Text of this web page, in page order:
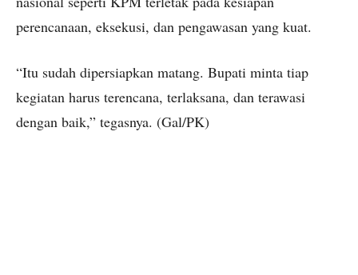
perencanaan, eksekusi, dan pengawasan yang kuat.
“Itu sudah dipersiapkan matang. Bupati minta tiap
kegiatan harus terencana, terlaksana, dan terawasi
dengan baik,” tegasnya. (Gal/PK)